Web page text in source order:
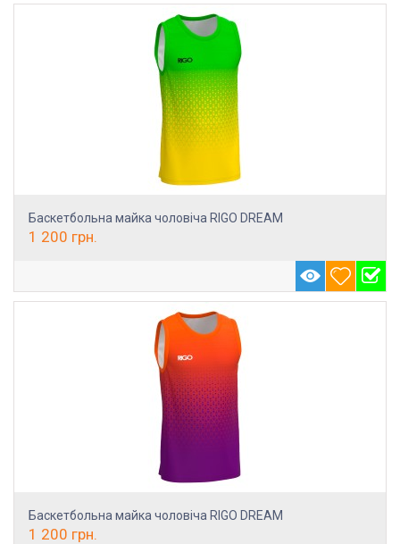
Баскетбольна майка чоловіча RIGO DREAM
1 200 грн.
Баскетбольна майка чоловіча RIGO DREAM
1 200 грн.